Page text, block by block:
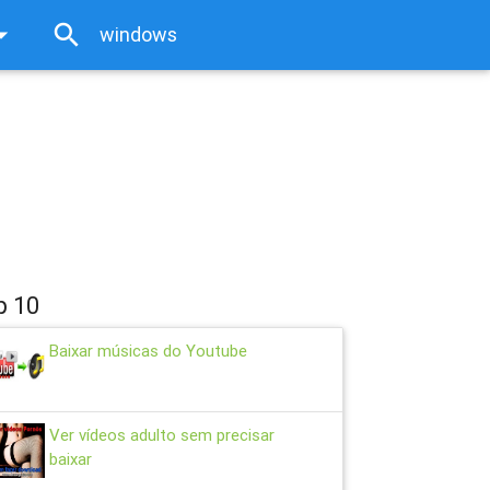
search
10
Baixar músicas do Youtube
Ver vídeos adulto sem precisar
baixar